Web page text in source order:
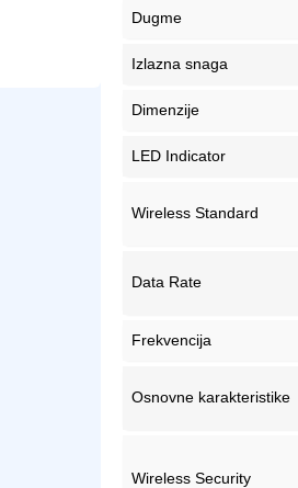
Dugme
Izlazna snaga
Dimenzije
LED Indicator
Wireless Standard
Data Rate
Frekvencija
Osnovne karakteristike
Wireless Security